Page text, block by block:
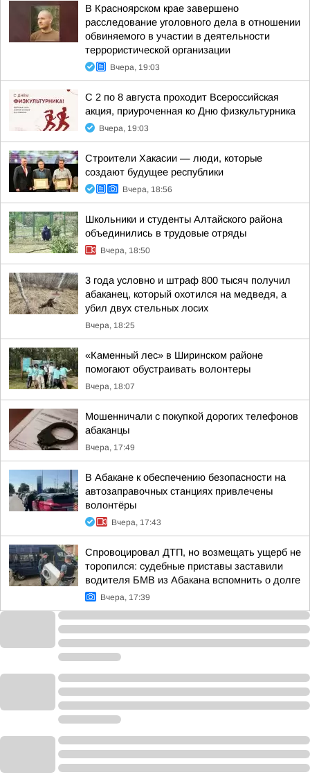
В Красноярском крае завершено
расследование уголовного дела в отношении
обвиняемого в участии в деятельности
террористической организации
Вчера, 19:03
С 2 по 8 августа проходит Всероссийская
акция, приуроченная ко Дню физкультурника
Вчера, 19:03
Строители Хакасии — люди, которые
создают будущее республики
Вчера, 18:56
Школьники и студенты Алтайского района
объединились в трудовые отряды
Вчера, 18:50
3 года условно и штраф 800 тысяч получил
абаканец, который охотился на медведя, а
убил двух стельных лосих
Вчера, 18:25
«Каменный лес» в Ширинском районе
помогают обустраивать волонтеры
Вчера, 18:07
Мошенничали с покупкой дорогих телефонов
абаканцы
Вчера, 17:49
В Абакане к обеспечению безопасности на
автозаправочных станциях привлечены
волонтёры
Вчера, 17:43
Спровоцировал ДТП, но возмещать ущерб не
торопился: судебные приставы заставили
водителя БМВ из Абакана вспомнить о долге
Вчера, 17:39